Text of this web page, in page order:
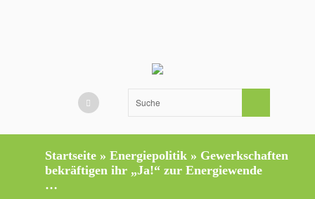
Startseite » Energiepolitik » Gewerkschaften
bekräftigen ihr „Ja!“ zur Energiewende
…